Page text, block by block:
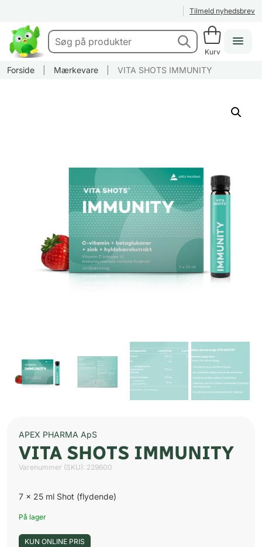
Tilmeld nyhedsbrev
Kurv
Forside Mærkevare VITA SHOTS IMMUNITY
APEX PHARMA ApS
VITA SHOTS IMMUNITY
Varenummer (SKU): 229600
7 x 25 ml Shot (flydende)
På lager
KUN ONLINE PRIS